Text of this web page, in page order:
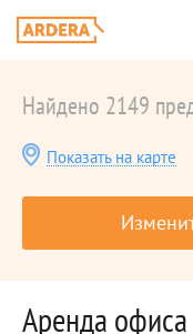
Найдено 2149
Показать на карте
Аренда